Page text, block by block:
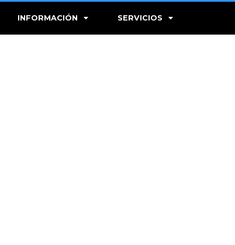
INFORMACIÓN SERVICIOS